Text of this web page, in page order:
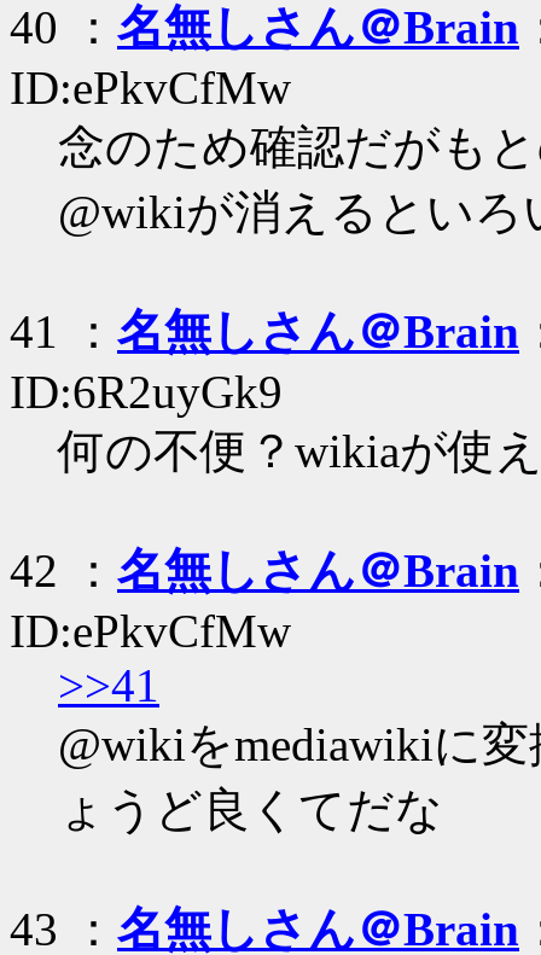
40 ： 名無しさん＠Brain
ID:ePkvCfMw
念のため確認だがも
@wikiが消えるとい
41 ： 名無しさん＠Brain
ID:6R2uyGk9
何の不便？wikiaが使
42 ： 名無しさん＠Brain
ID:ePkvCfMw
>>41
@wikiをmediawikiに
ょうど良くてだな
43 ： 名無しさん＠Brain